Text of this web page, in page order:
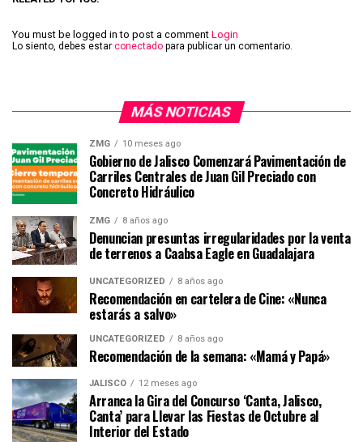
You must be logged in to post a comment Login
Lo siento, debes estar conectado para publicar un comentario.
MÁS NOTICIAS
ZMG 10 meses ago
Gobierno de Jalisco Comenzará Pavimentación de
Carriles Centrales de Juan Gil Preciado con
Concreto Hidráulico
ZMG 8 años ago
Denuncian presuntas irregularidades por la venta
de terrenos a Caabsa Eagle en Guadalajara
UNCATEGORIZED 8 años ago
Recomendación en cartelera de Cine: «Nunca
estarás a salvo»
UNCATEGORIZED 8 años ago
Recomendación de la semana: «Mamá y Papá»
JALISCO 12 meses ago
Arranca la Gira del Concurso ‘Canta, Jalisco,
Canta’ para Llevar las Fiestas de Octubre al
Interior del Estado